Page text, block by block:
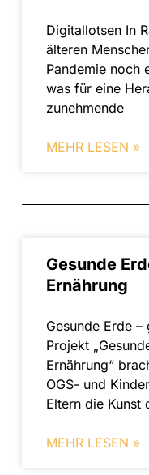
Digitallotsen In
älteren
Pandemie noch
was für eine
zunehmende
MEHR LESEN »
Gesunde
Ernährung
Gesunde Erde –
Projekt
Ernährung“
OGS- und
Eltern die Kunst
MEHR LESEN »